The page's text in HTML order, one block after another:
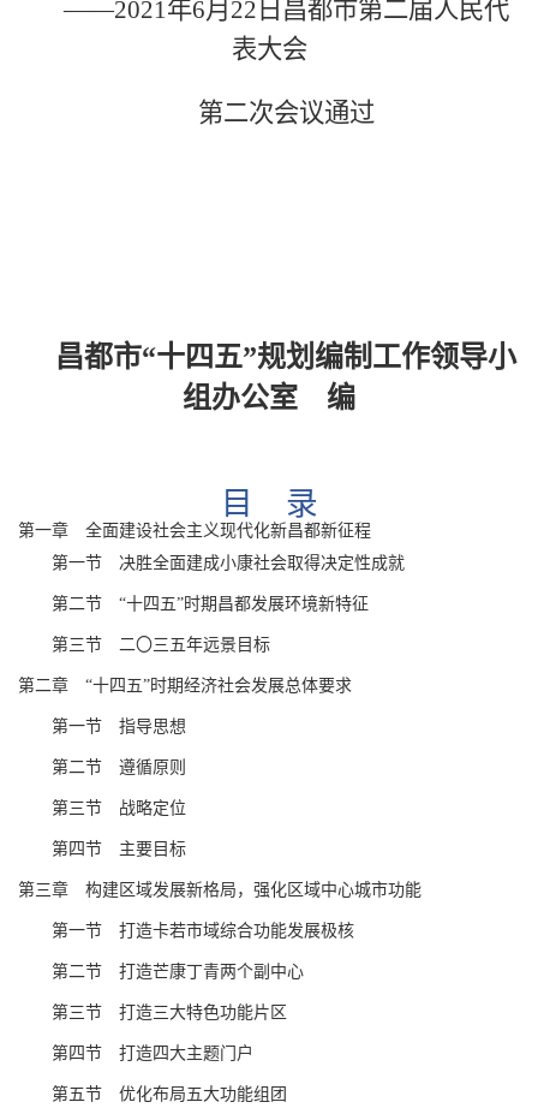
——2021年6月22日昌都市第二届人民代
表大会
第二次会议通过
昌都市“十四五”规划编制工作领导小
组办公室
编
目 录
第一章 全面建设社会主义现代化新昌都新征程
第一节 决胜全面建成小康社会取得决定性成就
第二节 “十四五”时期昌都发展环境新特征
第三节 二〇三五年远景目标
第二章 “十四五”时期经济社会发展总体要求
第一节 指导思想
第二节 遵循原则
第三节 战略定位
第 四节 主要目标
第三章 构建区域发展新格局， 强化区域中心城市功能
第一节 打造卡若市域综合功能发展极核
第二节 打造芒康丁青两个副中心
第三节 打造三大特色功能片区
第 四节 打造四大主题门户
第五节 优化布局五大功能组团